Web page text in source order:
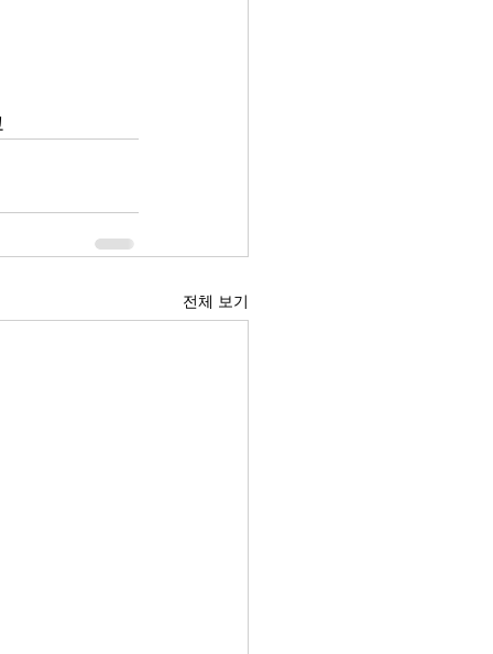
전체 보기